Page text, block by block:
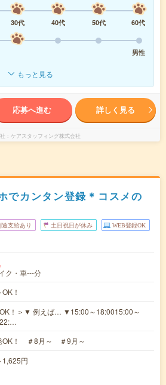
30代 40代 50代
60代
男性
もっと見る
応募へ進む 詳しく見る
ケアスタッフィング株式会社
でカンタン登録＊コスメの
途支給あり 土日祝日が休み WEB登録OK
ク・車---分
！
OK！＞▼ 例えば… ▼15:00～18:0015:00～
OK！ ＃8月～ ＃9月～
1,625円